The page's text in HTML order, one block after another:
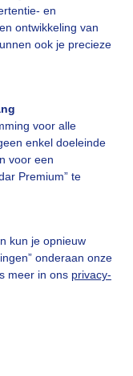
en
ontwikkeling van
ook je precieze
voor alle
enkel doeleinde
voor een
Premium” te
kun je opnieuw
onderaan onze
meer in ons privacy-